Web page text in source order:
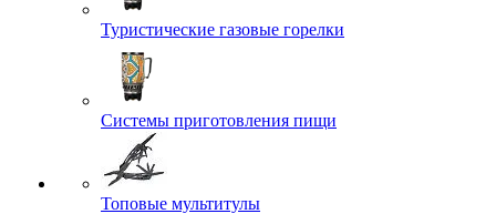
Туристические газовые горелки
Системы приготовления пищи
Топовые мультитулы